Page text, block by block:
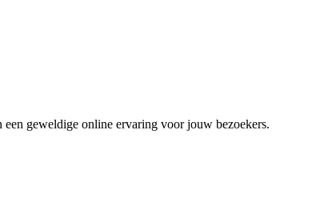
een geweldige online ervaring voor jouw bezoekers.